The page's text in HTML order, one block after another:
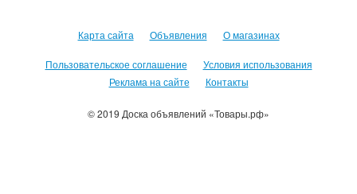
Карта сайта Объявления О магазинах
Пользовательское соглашение
Условия использования
Реклама на сайте
Контакты
© 2019 Доска объявлений «Товары.рф»